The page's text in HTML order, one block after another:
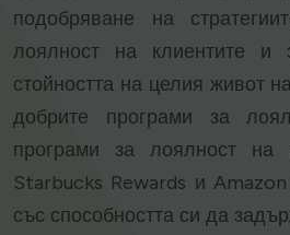
подобряване на
лоялност на клиентите и
стойността на целия живот
добрите програми за
програми за лоялност на
Starbucks Rewards и
със способността си да